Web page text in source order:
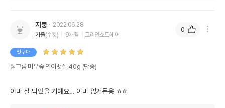
지둥
2022.06.28
가을(수컷) 9개월 코리안쇼트헤어
첫구매
웰그롬 미우숲 연어뱃살 40g (단종)
아마 잘 먹었을 거예요… 이미 없거든용 ㅎㅎ
0